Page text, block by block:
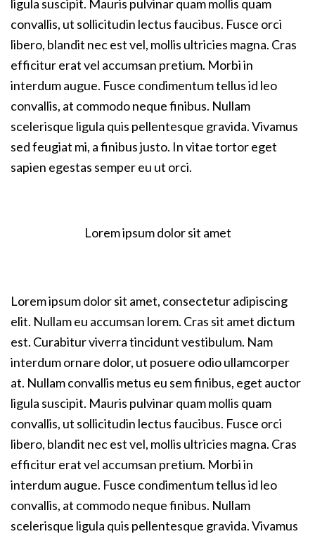
ligula suscipit. Mauris pulvinar quam mollis quam
convallis, ut sollicitudin lectus faucibus. Fusce orci
libero, blandit nec est vel, mollis ultricies magna. Cras
efficitur erat vel accumsan pretium. Morbi in
interdum augue. Fusce condimentum tellus id leo
convallis, at commodo neque finibus. Nullam
scelerisque ligula quis pellentesque gravida. Vivamus
sed feugiat mi, a finibus justo. In vitae tortor eget
sapien egestas semper eu ut orci.
Lorem ipsum dolor sit amet
Lorem ipsum dolor sit amet, consectetur adipiscing
elit. Nullam eu accumsan lorem. Cras sit amet dictum
est. Curabitur viverra tincidunt vestibulum. Nam
interdum ornare dolor, ut posuere odio ullamcorper
at. Nullam convallis metus eu sem finibus, eget auctor
ligula suscipit. Mauris pulvinar quam mollis quam
convallis, ut sollicitudin lectus faucibus. Fusce orci
libero, blandit nec est vel, mollis ultricies magna. Cras
efficitur erat vel accumsan pretium. Morbi in
interdum augue. Fusce condimentum tellus id leo
convallis, at commodo neque finibus. Nullam
scelerisque ligula quis pellentesque gravida. Vivamus